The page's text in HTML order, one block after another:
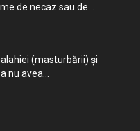
de necaz sau de...
(masturbării) şi
nu avea...